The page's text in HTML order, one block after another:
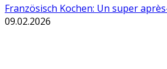
Französisch Kochen: Un super
09.02.2026